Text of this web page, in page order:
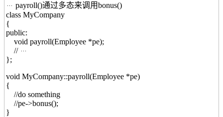
payroll()通过多态来调用bonus()
class MyCompany
{
public:
void payroll(Employee *pe);
//
};
void MyCompany::payroll(Employee *pe)
{
//do something
//pe->bonus();
}